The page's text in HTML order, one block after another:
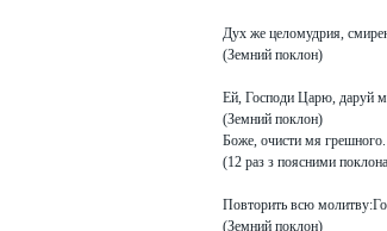
Дух же целомудрия,
(Земний поклон)
Ей, Господи Царю, даруй
(Земний поклон)
Боже, очисти мя грешного.
(12 раз з поясними
Повторить всю
(Земний поклон)